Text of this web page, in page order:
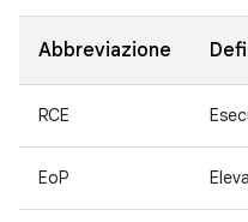
Abbreviazione
RCE
EoP